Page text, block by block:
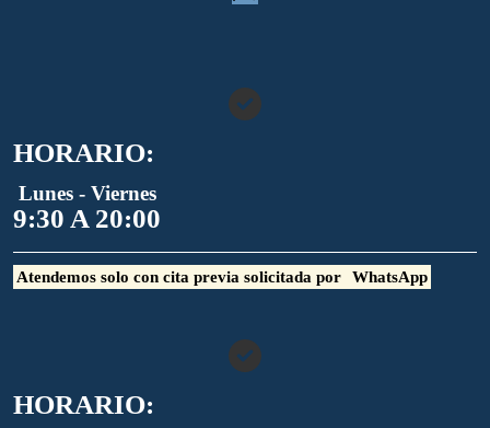
HORARIO:
Lunes - Viernes
9:30 A 20:00
Atendemos solo con cita previa solicitada por WhatsApp
HORARIO: